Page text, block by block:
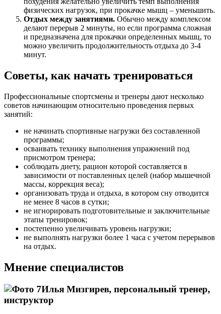
физических нагрузок, при прокачке мышц – уменьшить.
Отдых между занятиями. Обычно между комплексом
делают перерыв 2 минуты, но если программа сложная
и предназначена для прокачки определенных мышц, то
можно увеличить продолжительность отдыха до 3-4
минут.
Советы, как начать тренироваться
Профессиональные спортсмены и тренеры дают несколько
советов начинающим относительно проведения первых
занятий:
не начинать спортивные нагрузки без составленной
программы;
осваивать технику выполнения упражнений под
присмотром тренера;
соблюдать диету, рацион которой составляется в
зависимости от поставленных целей (набор мышечной
массы, коррекция веса);
организовать труда и отдыха, в котором сну отводится
не менее 8 часов в сутки;
не игнорировать подготовительные и заключительные
этапы тренировок;
постепенно увеличивать уровень нагрузки;
не выполнять нагрузки более 1 часа с учетом перерывов
на отдых.
Мнение специалистов
Илья Мизгирев, персональный тренер,
инструктор